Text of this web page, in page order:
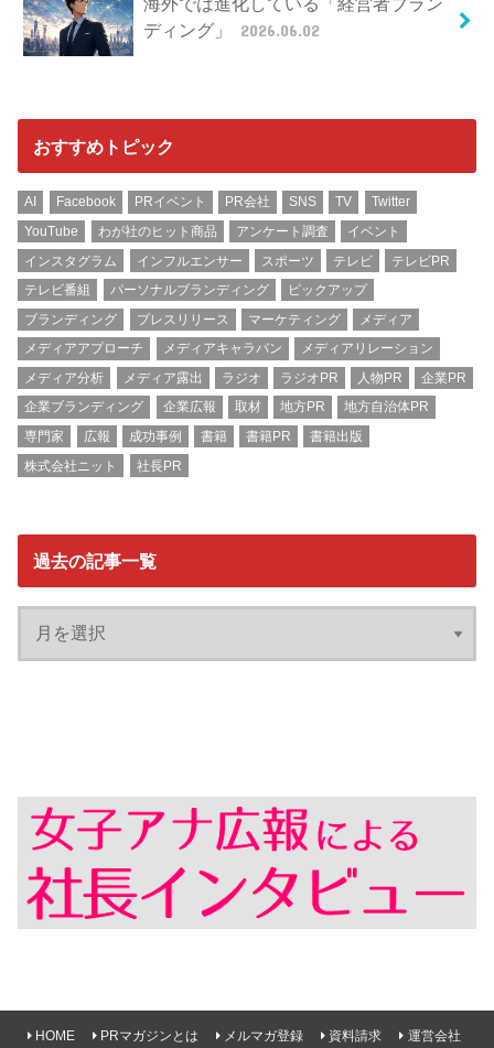
ディング」
2026.06.02
おすすめトピック
AI Facebook PRイベント PR会社 SNS TV
Twitter
YouTube
わが社のヒット商品 アンケート調査
イベント
インスタグラム
インフルエンサー スポーツ テレビ
テレビPR
テレビ番組
パーソナルブランディング
ピックアップ
ブランディング
プレスリリース マーケティング
メディア
メディアアプローチ
メディアキャラバン
メディアリレーション
メディア分析
メディア露出 ラジオ ラジオPR 人物PR
企業PR
企業ブランディング
企業広報 取材 地方PR
地方自治体PR
専門家
広報 成功事例 書籍 書籍PR
書籍出版
株式会社ニット
社長PR
過去の記事一覧
HOME PRマガジンとは メルマガ登録 資料請求 運営会社